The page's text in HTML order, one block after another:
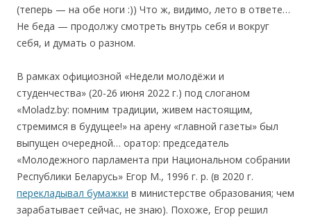
(теперь — на обе ноги :)) Что ж, видимо, лето в ответе…
Не беда — продолжу смотреть внутрь себя и вокруг
себя, и думать о разном.
В рамках официозной «Недели молодёжи и
студенчества» (20-26 июня 2022 г.) под слоганом
«Moladz.by: помним традиции, живем настоящим,
стремимся в будущее!» на арену «главной газеты» был
выпущен очередной… оратор: председатель
«Молодежного парламента при Национальном собрании
Республики Беларусь» Егор М., 1996 г. р. (в 2020 г.
перекладывал бумажки в министерстве образования; чем
зарабатывает сейчас, не знаю). Похоже, Егор решил